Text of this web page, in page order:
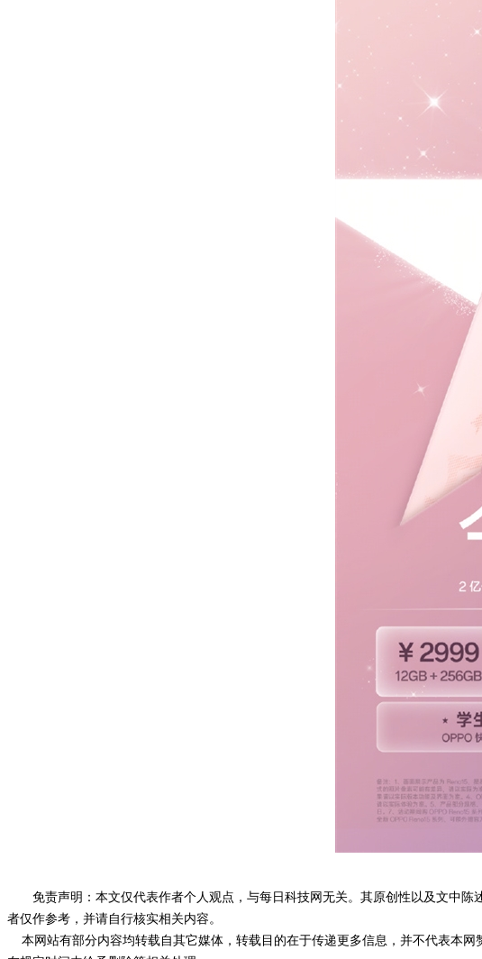
免责声明：本文仅代表作者个人观点，与每日科技网无关。其原创性以及文中
者仅作参考，并请自行核实相关内容。
本网站有部分内容均转载自其它媒体，转载目的在于传递更多信息，并不代表本